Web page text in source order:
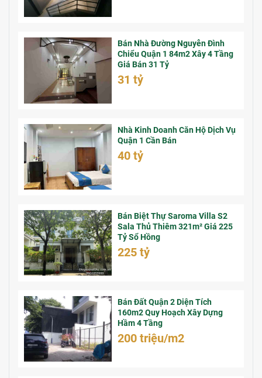
Bán Nhà Đường Nguyễn Đình
Chiểu Quận 1 84m2 Xây 4 Tầng
Giá Bán 31 Tỷ
31 tỷ
Nhà Kinh Doanh Căn Hộ Dịch Vụ
Quận 1 Cần Bán
40 tỷ
Bán Biệt Thự Saroma Villa S2
Sala Thủ Thiêm 321m² Giá 225
Tỷ Sổ Hồng
225 tỷ
Bán Đất Quận 2 Diện Tích
160m2 Quy Hoạch Xây Dựng
Hầm 4 Tầng
200 triệu/m2